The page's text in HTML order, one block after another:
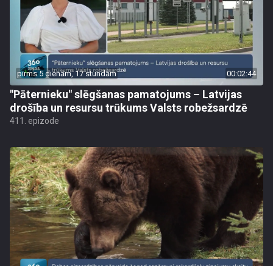
pirms 5 dienām, 17 stundām 00:02:44
"Pāternieku" slēgšanas pamatojums – Latvijas
drošība un resursu trūkums Valsts robežsardzē
411. epizode